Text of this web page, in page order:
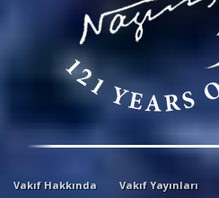
Vakıf Hakkında Vakıf Yayınları